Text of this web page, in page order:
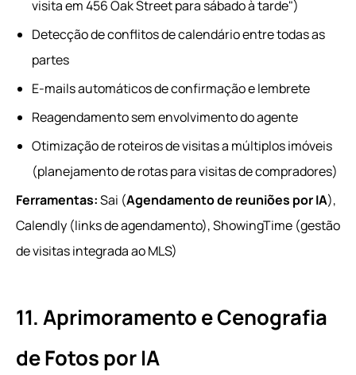
visita em 456 Oak Street para sábado à tarde")
Detecção de conflitos de calendário entre todas as
partes
E-mails automáticos de confirmação e lembrete
Reagendamento sem envolvimento do agente
Otimização de roteiros de visitas a múltiplos imóveis
(planejamento de rotas para visitas de compradores)
Ferramentas:Sai (Agendamento de reuniões por IA),
Calendly (links de agendamento), ShowingTime (gestão
de visitas integrada ao MLS)
11. Aprimoramento e Cenografia
de Fotos por IA